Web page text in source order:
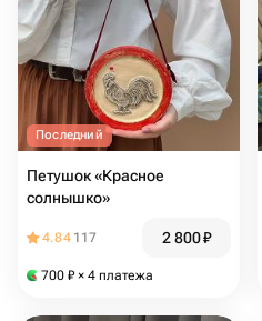
Последний
Петушок «Красное
солнышко»
4.84 117 2 800₽
700 ₽ × 4 платежа